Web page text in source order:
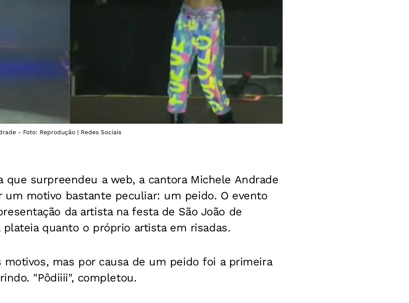
- Foto: Reprodução | Redes Sociais
que surpreendeu a web, a cantora Michele Andrade
motivo bastante peculiar: um peido. O evento
da artista na festa de São João de
quanto o próprio artista em risadas.
motivos, mas por causa de um peido foi a primeira
"Pôdiiii", completou.